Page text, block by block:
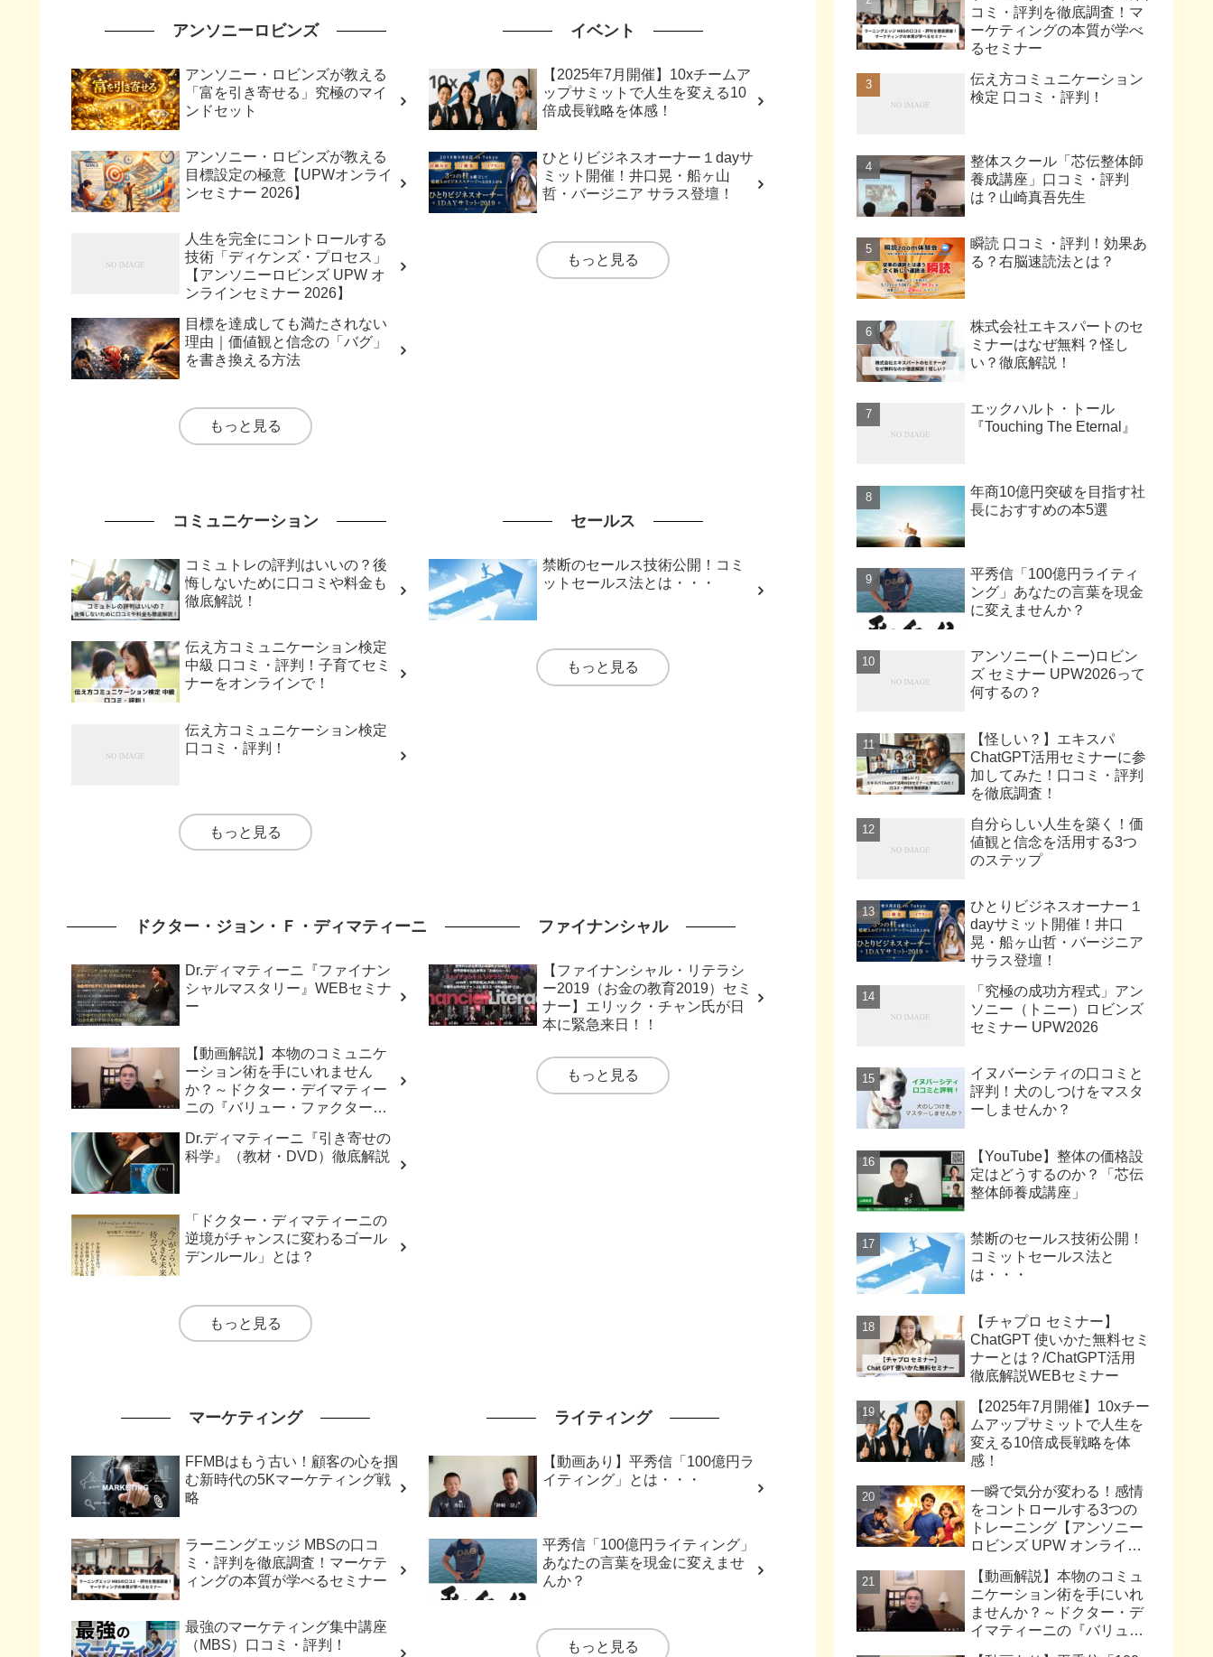
アンソニーロビンズ
アンソニー・ロビンズが教える
「富を引き寄せる」究極のマイ
ンドセット
アンソニー・ロビンズが教える
目標設定の極意【UPWオンライ
ンセミナー 2026】
人生を完全にコントロールする
技術「ディケンズ・プロセス」
【アンソニーロビンズ UPW オ
ンラインセミナー 2026】
目標を達成しても満たされない
理由｜価値観と信念の「バグ」
を書き換える方法
もっと見る
イベント
【2025年7月開催】10xチームア
ップサミットで人生を変える10
倍成長戦略を体感！
ひとりビジネスオーナー１dayサ
ミット開催！井口晃・船ヶ山
哲・バージニア サラス登壇！
もっと見る
コミュニケーション
コミュトレの評判はいいの？後
悔しないために口コミや料金も
徹底解説！
伝え方コミュニケーション検定
中級 口コミ・評判！子育てセミ
ナーをオンラインで！
伝え方コミュニケーション検定
口コミ・評判！
もっと見る
セールス
禁断のセールス技術公開！コミ
ットセールス法とは・・・
もっと見る
ドクター・ジョン・Ｆ・ディマティーニ
Dr.ディマティーニ『ファイナン
シャルマスタリー』WEBセミナ
ー
【動画解説】本物のコミュニケ
ーション術を手にいれません
か？～ドクター・デイマティー
ニの『バリュー・ファクター・
Dr.ディマティーニ『引き寄せの
科学』（教材・DVD）徹底解説
「ドクター・ディマティーニの
逆境がチャンスに変わるゴール
デンルール」とは？
もっと見る
ファイナンシャル
【ファイナンシャル・リテラシ
ー2019（お金の教育2019）セミ
ナー】エリック・チャン氏が日
本に緊急来日！！
もっと見る
マーケティング
FFMBはもう古い！顧客の心を掴
む新時代の5Kマーケティング戦
略
ラーニングエッジ MBSの口コ
ミ・評判を徹底調査！マーケテ
ィングの本質が学べるセミナー
最強のマーケティング集中講座
（MBS）口コミ・評判！
ライティング
【動画あり】平秀信「100億円ラ
イティング」とは・・・
平秀信「100億円ライティング」
あなたの言葉を現金に変えませ
んか？
もっと見る
コミ・評判を徹底調査！マ
ーケティングの本質が学べ
るセミナー
伝え方コミュニケーション
検定 口コミ・評判！
整体スクール「芯伝整体師
養成講座」口コミ・評判
は？山崎真吾先生
瞬読 口コミ・評判！効果あ
る？右脳速読法とは？
株式会社エキスパートのセ
ミナーはなぜ無料？怪し
い？徹底解説！
エックハルト・トール
『Touching The Eternal』
年商10億円突破を目指す社
長におすすめの本5選
平秀信「100億円ライティ
ング」あなたの言葉を現金
に変えませんか？
アンソニー(トニー)ロビン
ズ セミナー UPW2026って
何するの？
【怪しい？】エキスパ
ChatGPT活用セミナーに参
加してみた！口コミ・評判
を徹底調査！
自分らしい人生を築く！価
値観と信念を活用する3つ
のステップ
ひとりビジネスオーナー１
dayサミット開催！井口
晃・船ヶ山哲・バージニア
サラス登壇！
「究極の成功方程式」アン
ソニー（トニー）ロビンズ
セミナー UPW2026
イヌバーシティの口コミと
評判！犬のしつけをマスタ
ーしませんか？
【YouTube】整体の価格設
定はどうするのか？「芯伝
整体師養成講座」
禁断のセールス技術公開！
コミットセールス法と
は・・・
【チャプロ セミナー】
ChatGPT 使いかた無料セミ
ナーとは？/ChatGPT活用
徹底解説WEBセミナー
【2025年7月開催】10xチー
ムアップサミットで人生を
変える10倍成長戦略を体
感！
一瞬で気分が変わる！感情
をコントロールする3つの
トレーニング【アンソニー
ロビンズ UPW オンライン
【動画解説】本物のコミュ
ニケーション術を手にいれ
ませんか？～ドクター・デ
イマティーニの『バリュ